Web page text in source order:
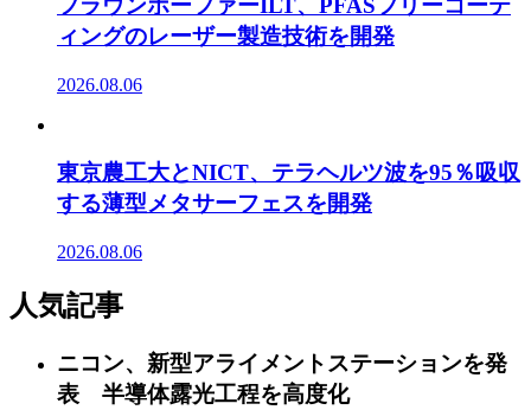
フラウンホーファーILT、PFASフリーコーテ
ィングのレーザー製造技術を開発
2026.08.06
東京農工大とNICT、テラヘルツ波を95％吸収
する薄型メタサーフェスを開発
2026.08.06
人気記事
ニコン、新型アライメントステーションを発
表 半導体露光工程を高度化